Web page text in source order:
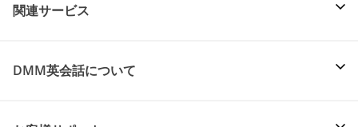
関連サービス
DMM英会話について